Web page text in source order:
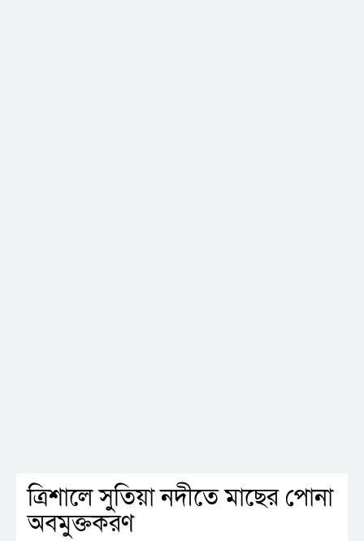
ত্রিশালে সুতিয়া নদীতে মাছের পোনা
অবমুক্তকরণ